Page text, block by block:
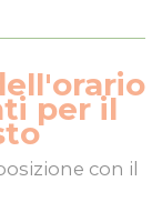
per il
con il